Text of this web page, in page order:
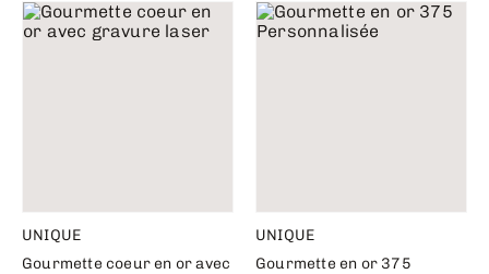
UNIQUE
Gourmette coeur en or avec
UNIQUE
Gourmette en or 375